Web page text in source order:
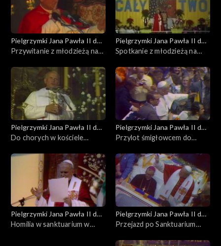
Pielgrzymki Jana Pawła II do
Polski
Przywitanie z młodzieżą na
Pielgrzymki Jana Pawła II do
Polski
Spotkanie z młodzieżą na
Pielgrzymki Jana Pawła II do
Polski
Do chorych w kościele
Pielgrzymki Jana Pawła II do
Polski
Przylot śmigłowcem do
Pielgrzymki Jana Pawła II do
Polski
Homilia w sanktuarium w
Pielgrzymki Jana Pawła II do
Polski
Przejazd po Sanktuarium